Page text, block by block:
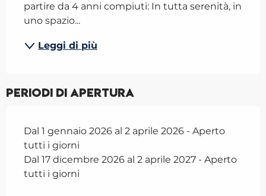
partire da 4 anni compiuti: In tutta serenità, in
uno spazio...
Leggi di più
Periodi di apertura
Dal 1 gennaio 2026 al 2 aprile 2026 - Aperto
tutti i giorni
Dal 17 dicembre 2026 al 2 aprile 2027 - Aperto
tutti i giorni